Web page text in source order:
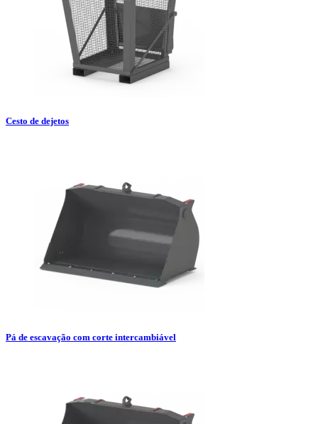
Cesto de dejetos
Pá de escavação com corte intercambiável